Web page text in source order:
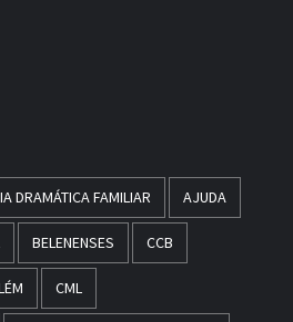
DRAMÁTICA FAMILIAR AJUDA
BELENENSES CCB
CML